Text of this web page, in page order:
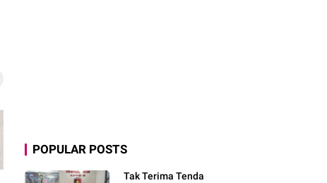
POPULAR POSTS
Tak Terima Tenda